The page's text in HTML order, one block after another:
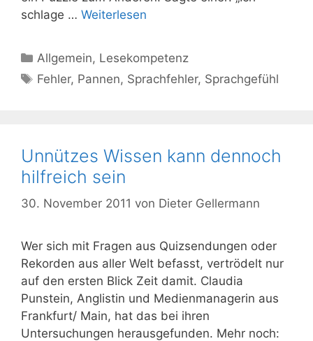
schlage … Weiterlesen
Kategorien
Allgemein, Lesekompetenz
Schlagwörter
Fehler, Pannen, Sprachfehler, Sprachgefühl
Unnützes Wissen kann dennoch
hilfreich sein
30. November 2011 von Dieter Gellermann
Wer sich mit Fragen aus Quizsendun­gen oder
Rekorden aus aller Welt be­fasst, vertrödelt nur
auf den ersten Blick Zeit damit. Claudia
Punstein, Anglistin und Medienmanagerin aus
Frankfurt/ Main, hat das bei ihren
Untersuchungen heraus­gefunden. Mehr noch: